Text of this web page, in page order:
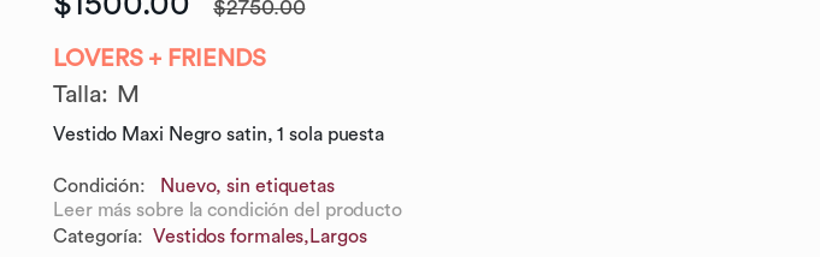
$2750.00
LOVERS + FRIENDS
Talla: M
Vestido Maxi Negro satin, 1 sola puesta
Condición:
Nuevo, sin etiquetas
Leer más sobre la condición del producto
Categoría: Vestidos formales, Largos